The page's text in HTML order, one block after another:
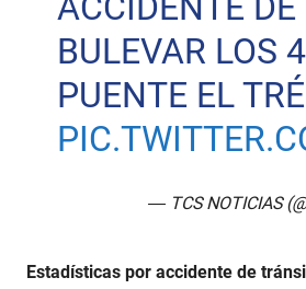
BULEVAR LOS
PUENTE EL
— TCS NOTICIAS
Estadísticas por accidente de